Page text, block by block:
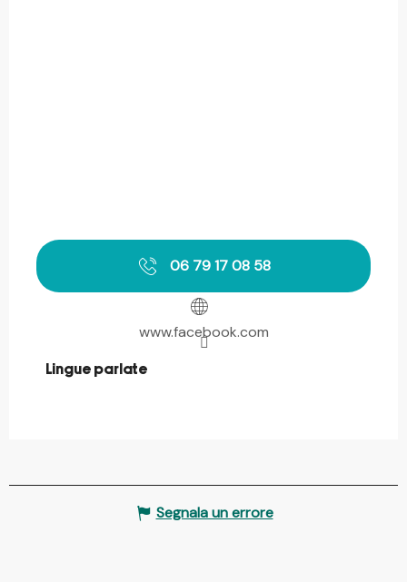
06 79 17 08 58
www.facebook.com
Lingue parlate
Lingue parlate
Segnala un errore